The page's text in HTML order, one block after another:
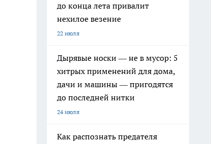
до конца лета привалит
нехилое везение
22 июля
Дырявые носки — не в мусор: 5
хитрых применений для дома,
дачи и машины — пригодятся
до последней нитки
24 июля
Как распознать предателя